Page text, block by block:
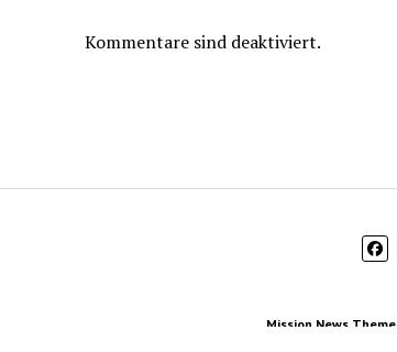
Kommentare sind deaktiviert.
Mission News Theme